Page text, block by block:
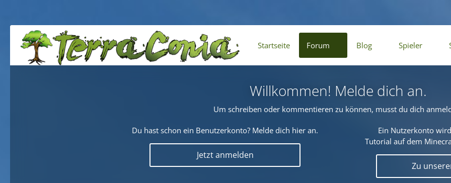
Startseite Forum Blog Spieler
Willkommen! Melde dich an.
Um schreiben oder kommentieren zu können, musst du dich
Du hast schon ein Benutzerkonto? Melde dich hier an.
Jetzt anmelden
Ein Nutzerkonto
Tutorial auf dem
Zu